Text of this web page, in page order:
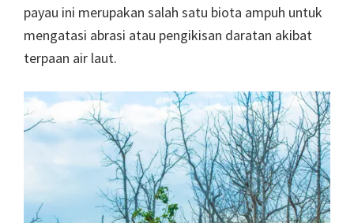
payau ini merupakan salah satu biota ampuh untuk
mengatasi abrasi atau pengikisan daratan akibat
terpaan air laut.